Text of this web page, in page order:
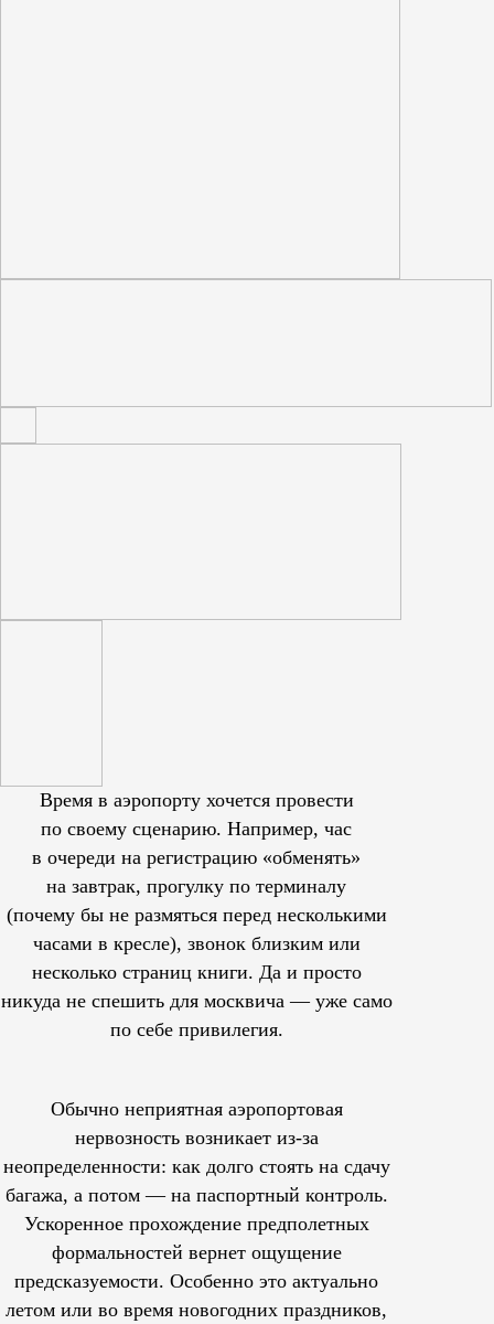
Время в аэропорту хочется провести
по своему сценарию. Например, час
в очереди на регистрацию «обменять»
на завтрак, прогулку по терминалу
(почему бы не размяться перед несколькими
часами в кресле), звонок близким или
несколько страниц книги. Да и просто
никуда не спешить для москвича — уже само
по себе привилегия.
Обычно неприятная аэропортовая
нервозность возникает из-за
неопределенности: как долго стоять на сдачу
багажа, а потом — на паспортный контроль.
Ускоренное прохождение предполетных
формальностей вернет ощущение
предсказуемости. Особенно это актуально
летом или во время новогодних праздников,